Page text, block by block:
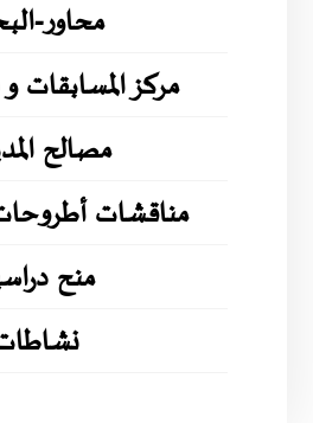
محاور-
مركز المسابقات و
مصالح
مناقشات
منح